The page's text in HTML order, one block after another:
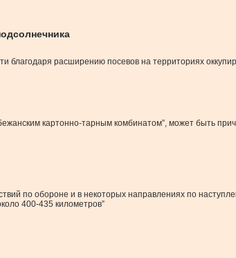
благодаря расширению посевов на территориях
картонно-тарным комбинатом”, может быть
по обороне и в некоторых направлениях по
400-435 километров”